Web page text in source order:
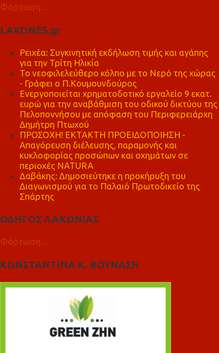
Φόρτωση...
LAKONES.gr
Ρειχέα: Συγκινητική εκδήλωση τιμής και αγάπης
για την Τρίτη Ηλικία
Το νεοφιλελεύθερο κόλπο με το Νερό της χώρας
- Γράφει ο Π.Κουμουνδούρος
Ενεργοποιείται χρηματοδοτικό εργαλείο 9 εκατ.
ευρώ για την αναβάθμιση του οδικού δικτύου της
Πελοποννήσου με απόφαση του Περιφερειάρχη
Δημήτρη Πτωχού
ΠΡΟΣΟΧΗ! ΕΚΤΑΚΤΗ ΠΡΟΕΙΔΟΠΟΙΗΣΗ -
Απαγόρευση διέλευσης, παραμονής και
κυκλοφορίας προσώπων και οχημάτων σε
περιοχές NATURA
Δαβάκης: Δημοσιεύτηκε η προκήρυξη του
Διαγωνισμού για το Παλαιό Πρωτοδικείο της
Σπάρτης
ΟΔΗΓΟΣ ΛΑΚΩΝΙΑΣ
Φόρτωση...
ΚΩΝΣΤΑΝΤΙΝΑ Κ. ΒΟΥΝΑΣΗ